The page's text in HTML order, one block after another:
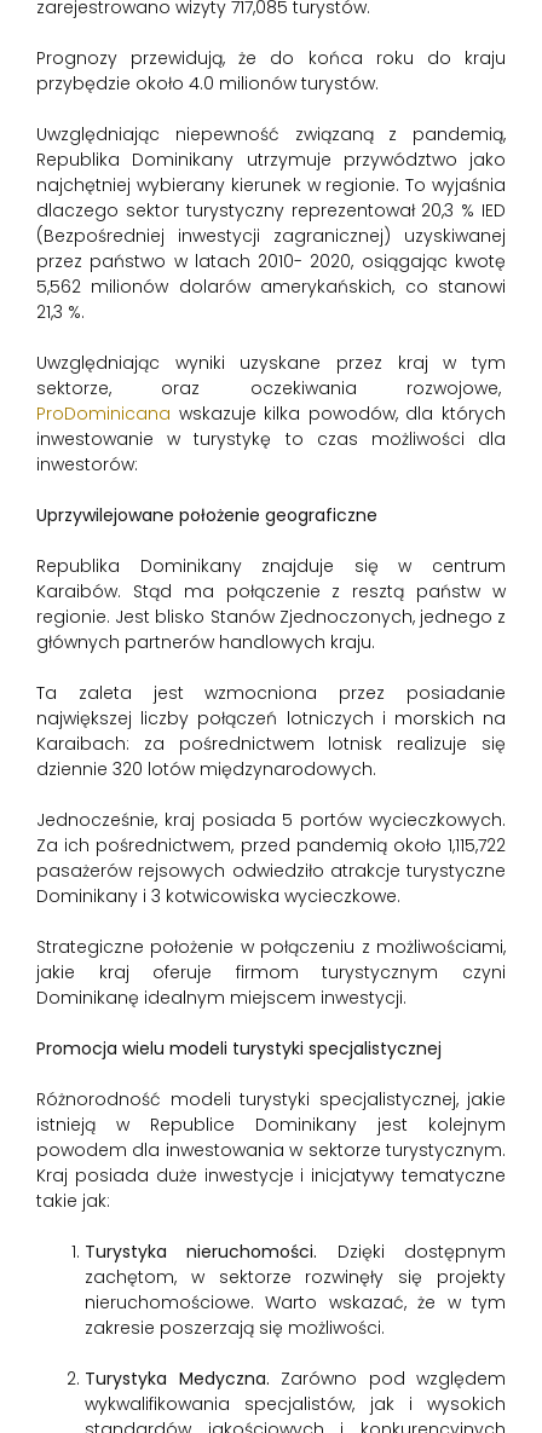
zarejestrowano wizyty 717,085 turystów.
Prognozy przewidują, że do końca roku do kraju
przybędzie około 4.0 milionów turystów.
Uwzględniając niepewność związaną z pandemią,
Republika Dominikany utrzymuje przywództwo jako
najchętniej wybierany kierunek w regionie. To wyjaśnia
dlaczego sektor turystyczny reprezentował 20,3 % IED
(Bezpośredniej inwestycji zagranicznej) uzyskiwanej
przez państwo w latach 2010- 2020, osiągając kwotę
5,562 milionów dolarów amerykańskich, co stanowi
21,3 %.
Uwzględniając wyniki uzyskane przez kraj w tym
sektorze, oraz oczekiwania rozwojowe,
ProDominicana wskazuje kilka powodów, dla których
inwestowanie w turystykę to czas możliwości dla
inwestorów:
Uprzywilejowane położenie geograficzne
Republika Dominikany znajduje się w centrum
Karaibów. Stąd ma połączenie z resztą państw w
regionie. Jest blisko Stanów Zjednoczonych, jednego z
głównych partnerów handlowych kraju.
Ta zaleta jest wzmocniona przez posiadanie
największej liczby połączeń lotniczych i morskich na
Karaibach: za pośrednictwem lotnisk realizuje się
dziennie 320 lotów międzynarodowych.
Jednocześnie, kraj posiada 5 portów wycieczkowych.
Za ich pośrednictwem, przed pandemią około 1,115,722
pasażerów rejsowych odwiedziło atrakcje turystyczne
Dominikany i 3 kotwicowiska wycieczkowe.
Strategiczne położenie w połączeniu z możliwościami,
jakie kraj oferuje firmom turystycznym czyni
Dominikanę idealnym miejscem inwestycji.
Promocja wielu modeli turystyki specjalistycznej
Różnorodność modeli turystyki specjalistycznej, jakie
istnieją w Republice Dominikany jest kolejnym
powodem dla inwestowania w sektorze turystycznym.
Kraj posiada duże inwestycje i inicjatywy tematyczne
takie jak:
Turystyka nieruchomości. Dzięki dostępnym
zachętom, w sektorze rozwinęły się projekty
nieruchomościowe. Warto wskazać, że w tym
zakresie poszerzają się możliwości.
Turystyka Medyczna. Zarówno pod względem
wykwalifikowania specjalistów, jak i wysokich